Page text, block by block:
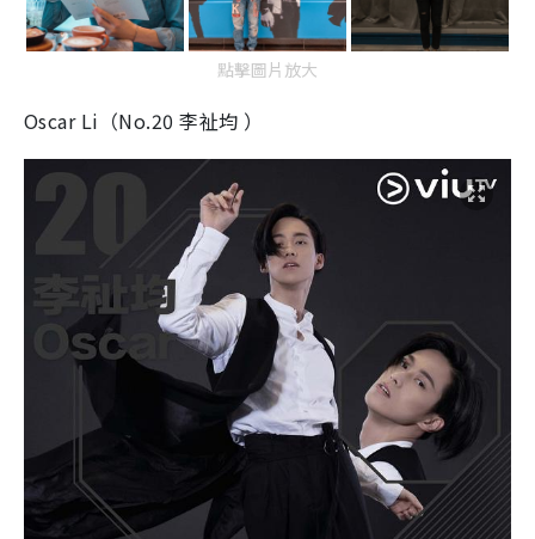
點擊圖片放大
Oscar Li（No.20 李祉均 ）